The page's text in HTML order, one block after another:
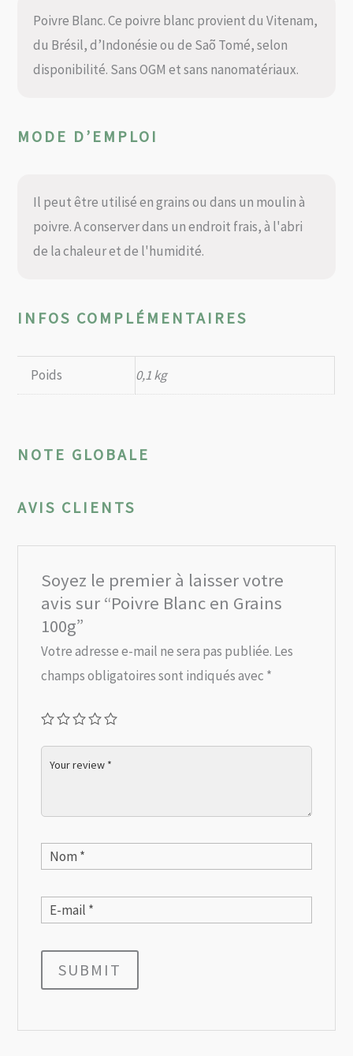
Poivre Blanc. Ce poivre blanc provient du Vitenam,
du Brésil, d’Indonésie ou de Saõ Tomé, selon
disponibilité. Sans OGM et sans nanomatériaux.
MODE D’EMPLOI
Il peut être utilisé en grains ou dans un moulin à
poivre. A conserver dans un endroit frais, à l'abri
de la chaleur et de l'humidité.
INFOS COMPLÉMENTAIRES
Poids 0,1 kg
NOTE GLOBALE
AVIS CLIENTS
Soyez le premier à laisser votre
avis sur “Poivre Blanc en Grains
100g”
Votre adresse e-mail ne sera pas publiée. Les
champs obligatoires sont indiqués avec *
SUBMIT